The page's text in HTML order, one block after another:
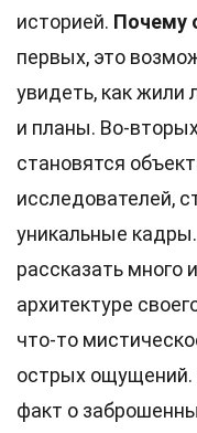
историей. Почему
первых, это
увидеть, как жили
и планы. Во-
становятся
исследователей,
уникальные кадры.
рассказать много
архитектуре
что-то
острых ощущений.
факт о